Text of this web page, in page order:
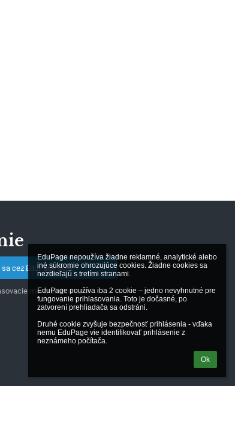
EduPage nepoužíva žiadne reklamné, analytické alebo
iné súkromie ohrozujúce cookies. Žiadne cookies sa
nezdieľajú s tretími stranami.
EduPage používa iba 2 cookie – jedno nevyhnutné pre
fungovanie prihlasovania. Toto je dočasné, po
zatvorení prehliadača sa odstráni.
Druhé cookie zvyšuje bezpečnosť prihlásenia - vďaka
nemu EduPage vie identifikovať prihlásenie z
neznámeho počítača.
Ok
cez EduPage účet
meno alebo heslo